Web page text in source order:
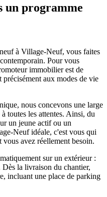
un programme
à Village-Neuf, vous faites
Pour vous
immobilier est de
précisément aux modes de vie
nous concevons une large
toutes les attentes. Ainsi, du
un jeune actif ou un
Neuf idéale, c'est vous qui
avez réellement besoin.
sur un extérieur :
la livraison du chantier,
incluant une place de parking